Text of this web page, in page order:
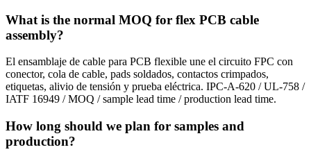
What is the normal MOQ for flex PCB cable
assembly?
El ensamblaje de cable para PCB flexible une el circuito FPC con
conector, cola de cable, pads soldados, contactos crimpados,
etiquetas, alivio de tensión y prueba eléctrica. IPC-A-620 / UL-758 /
IATF 16949 / MOQ / sample lead time / production lead time.
How long should we plan for samples and
production?